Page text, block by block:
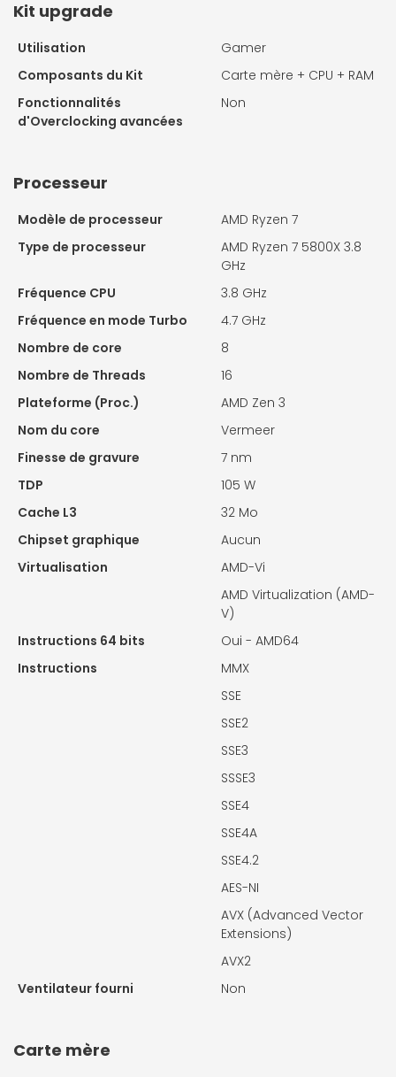
Kit upgrade
Utilisation
Gamer
Composants du Kit
Carte mère + CPU + RAM
Fonctionnalités
d'Overclocking avancées
Non
Processeur
Modèle de processeur
AMD Ryzen 7
Type de processeur
AMD Ryzen 7 5800X 3.8
GHz
Fréquence CPU
3.8 GHz
Fréquence en mode Turbo
4.7 GHz
Nombre de core
8
Nombre de Threads
16
Plateforme (Proc.)
AMD Zen 3
Nom du core
Vermeer
Finesse de gravure
7 nm
TDP
105 W
Cache L3
32 Mo
Chipset graphique
Aucun
Virtualisation
AMD-Vi
AMD Virtualization (AMD-
V)
Instructions 64 bits
Oui - AMD64
Instructions
MMX
SSE
SSE2
SSE3
SSSE3
SSE4
SSE4A
SSE4.2
AES-NI
AVX (Advanced Vector
Extensions)
AVX2
Ventilateur fourni
Non
Carte mère